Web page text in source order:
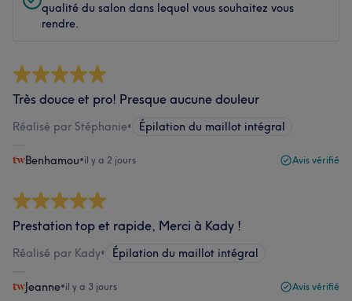
qualité du salon dans lequel vous souhaitez vous
rendre.
Très douce et pro! Presque aucune douleur
Réalisé par Stéphanie• Épilation du maillot intégral
Benhamou•il y a 2 jours Avis vérifié
Prestation top et rapide, Merci à Kady !
Réalisé par Kady• Épilation du maillot intégral
Jeanne•il y a 3 jours Avis vérifié